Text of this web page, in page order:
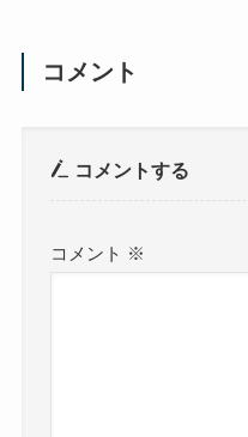
コメント
コメントする
コメント ※